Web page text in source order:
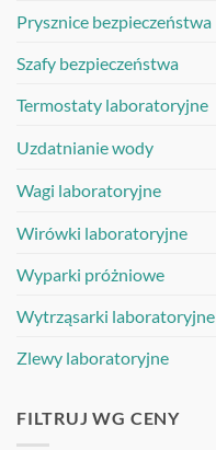
Prysznice bezpieczeństwa
Szafy bezpieczeństwa
Termostaty laboratoryjne
Uzdatnianie wody
Wagi laboratoryjne
Wirówki laboratoryjne
Wyparki próżniowe
Wytrząsarki laboratoryjne
Zlewy laboratoryjne
FILTRUJ WG CENY